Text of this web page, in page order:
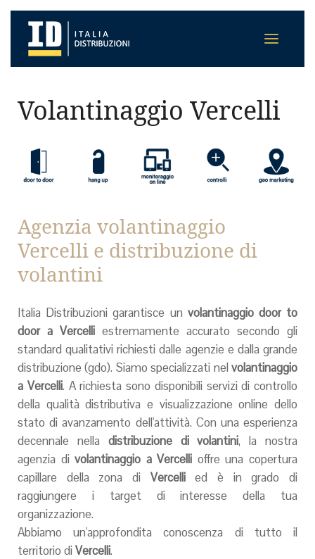
Volantinaggio Vercelli
Agenzia volantinaggio
Vercelli e distribuzione di
volantini
Italia Distribuzioni garantisce un volantinaggio door to
door a Vercelli estremamente accurato secondo gli
standard qualitativi richiesti dalle agenzie e dalla grande
distribuzione (gdo). Siamo specializzati nel volantinaggio
a Vercelli. A richiesta sono disponibili servizi di controllo
della qualità distributiva e visualizzazione online dello
stato di avanzamento dell'attività. Con una esperienza
decennale nella distribuzione di volantini, la nostra
agenzia divolantinaggio aVercelli offre una copertura
capillare della zona di Vercellied è in grado di
raggiungere i target di interesse della tua
organizzazione.
Abbiamo un'approfondita conoscenza di tutto il
territorio di Vercelli.